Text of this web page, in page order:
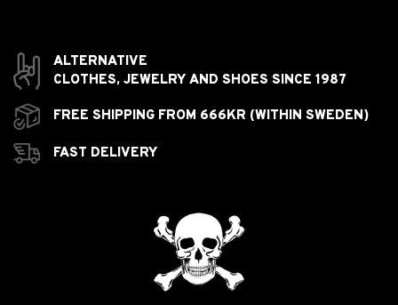
ALTERNATIVE
CLOTHES, JEWELRY AND SHOES SINCE 1987
FREE SHIPPING FROM 666KR (WITHIN SWEDEN)
FAST DELIVERY